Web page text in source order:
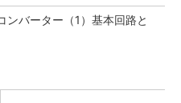
ンバーター（1）基本回路と